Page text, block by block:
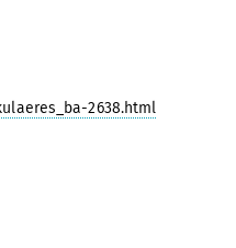
2638.html